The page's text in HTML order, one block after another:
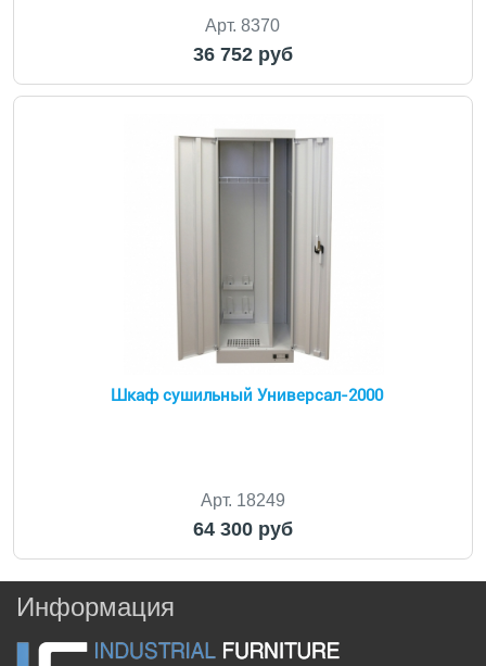
Арт. 8370
36 752 руб
Шкаф сушильный Универсал-2000
Арт. 18249
64 300 руб
Информация